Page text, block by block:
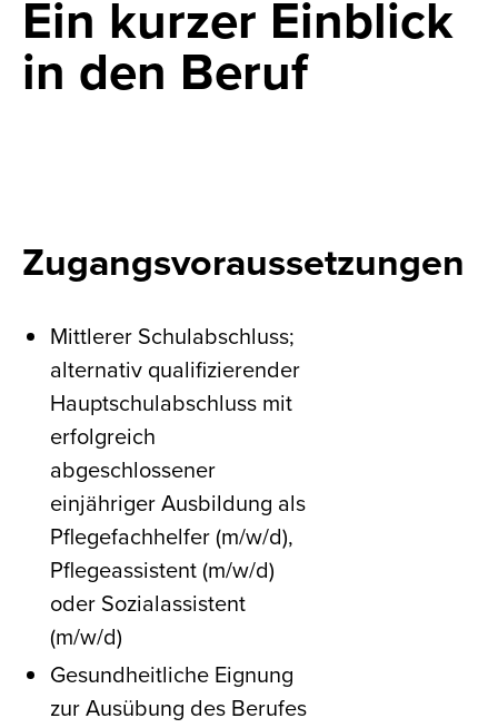
Ein kurzer Einblick
in den Beruf
Zugangsvoraussetzungen
Mittlerer Schulabschluss;
alternativ qualifizierender
Hauptschulabschluss mit
erfolgreich
abgeschlossener
einjähriger Ausbildung als
Pflegefachhelfer (m/w/d),
Pflegeassistent (m/w/d)
oder Sozialassistent
(m/w/d)
Gesundheitliche Eignung
zur Ausübung des Berufes